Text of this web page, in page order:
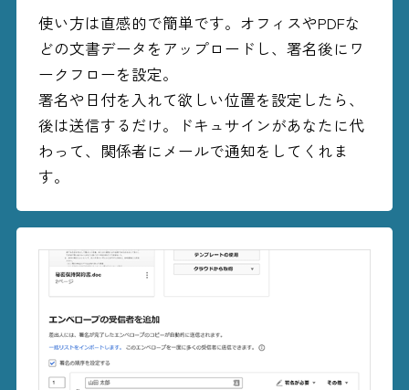
使い方は直感的で簡単です。オフィスやPDFな
どの文書データをアップロードし、署名後にワ
ークフローを設定。
署名や日付を入れて欲しい位置を設定したら、
後は送信するだけ。ドキュサインがあなたに代
わって、関係者にメールで通知をしてくれま
す。